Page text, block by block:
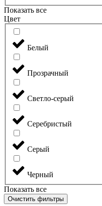
Показать все
Цвет
Белый
Прозрачный
Светло-серый
Серебристый
Серый
Черный
Показать все
Очистить фильтры